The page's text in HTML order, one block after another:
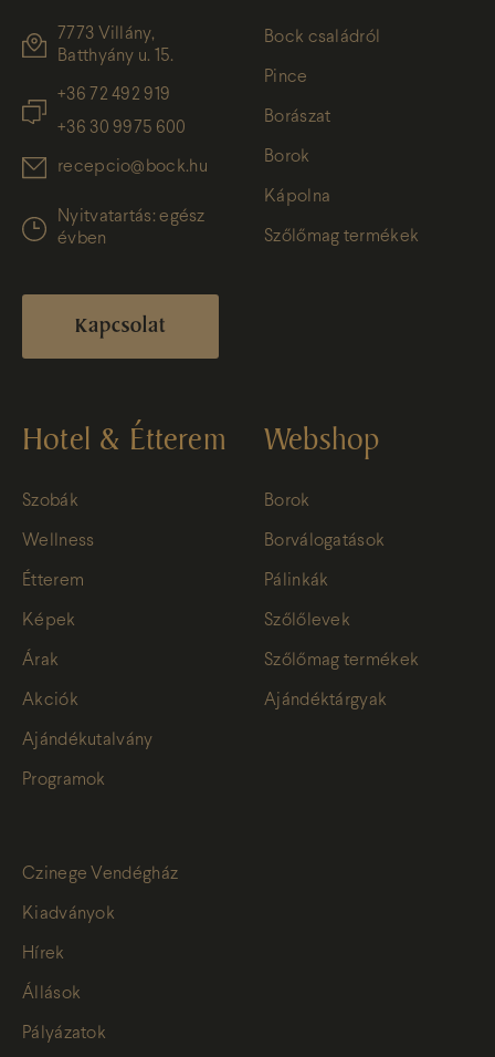
7773 Villány,
Batthyány u. 15.
+36 72 492 919
+36 30 9975 600
recepcio@bock.hu
Nyitvatartás: egész
évben
Kapcsolat
Bock családról
Pince
Borászat
Borok
Kápolna
Szőlőmag termékek
Hotel & Étterem
Szobák
Wellness
Étterem
Képek
Árak
Akciók
Ajándékutalvány
Programok
Webshop
Borok
Borválogatások
Pálinkák
Szőlőlevek
Szőlőmag termékek
Ajándéktárgyak
Czinege Vendégház
Kiadványok
Hírek
Állások
Pályázatok